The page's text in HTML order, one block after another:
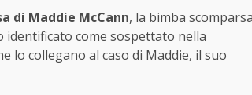
di Maddie McCann, la bimba
identificato come sospettato nella
lo collegano al caso di Maddie, il suo